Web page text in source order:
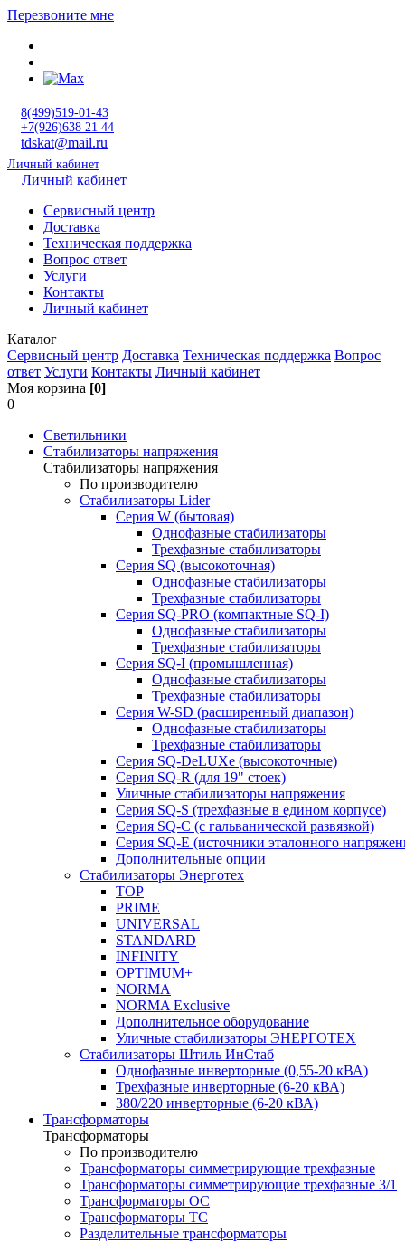
Перезвоните мне
8(499)519-01-43
+7(926)638 21 44
tdskat@mail.ru
Личный кабинет
Личный кабинет
Сервисный центр
Доставка
Техническая поддержка
Вопрос ответ
Услуги
Контакты
Личный кабинет
Каталог
Сервисный центр Доставка Техническая поддержка Вопрос
ответ Услуги Контакты Личный кабинет
Моя корзина [0]
0
Светильники
Стабилизаторы напряжения
Стабилизаторы напряжения
По производителю
Стабилизаторы Lider
Cерия W (бытовая)
Однофазные стабилизаторы
Трехфазные стабилизаторы
Серия SQ (высокоточная)
Однофазные стабилизаторы
Трехфазные стабилизаторы
Cерия SQ-PRO (компактные SQ-I)
Однофазные стабилизаторы
Трехфазные стабилизаторы
Серия SQ-I (промышленная)
Однофазные стабилизаторы
Трехфазные стабилизаторы
Серия W-SD (расширенный диапазон)
Однофазные стабилизаторы
Трехфазные стабилизаторы
Серия SQ-DeLUXe (высокоточные)
Серия SQ-R (для 19" стоек)
Уличные стабилизаторы напряжения
Серия SQ-S (трехфазные в едином корпусе)
Серия SQ-C (с гальванической развязкой)
Cерия SQ-E (источники эталонного
Дополнительные опции
Стабилизаторы Энерготех
TOP
PRIME
UNIVERSAL
STANDARD
INFINITY
OPTIMUM+
NORMA
NORMA Exclusive
Дополнительное оборудование
Уличные стабилизаторы ЭНЕРГОТЕХ
Стабилизаторы Штиль ИнСтаб
Однофазные инверторные (0,55-20 кВА)
Трехфазные инверторные (6-20 кВА)
380/220 инверторные (6-20 кВА)
Трансформаторы
Трансформаторы
По производителю
Трансформаторы симметрирующие трехфазные
Трансформаторы симметрирующие трехфазные 3/1
Трансформаторы ОС
Трансформаторы ТС
Разделительные трансформаторы